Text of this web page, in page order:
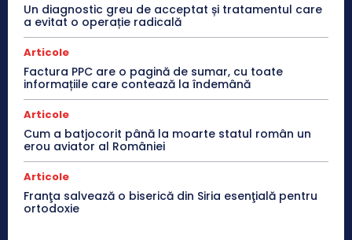
Un diagnostic greu de acceptat și tratamentul care
a evitat o operație radicală
Articole
Factura PPC are o pagină de sumar, cu toate
informațiile care contează la îndemână
Articole
Cum a batjocorit până la moarte statul român un
erou aviator al României
Articole
Franţa salvează o biserică din Siria esenţială pentru
ortodoxie